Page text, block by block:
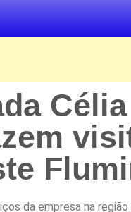
da empresa na